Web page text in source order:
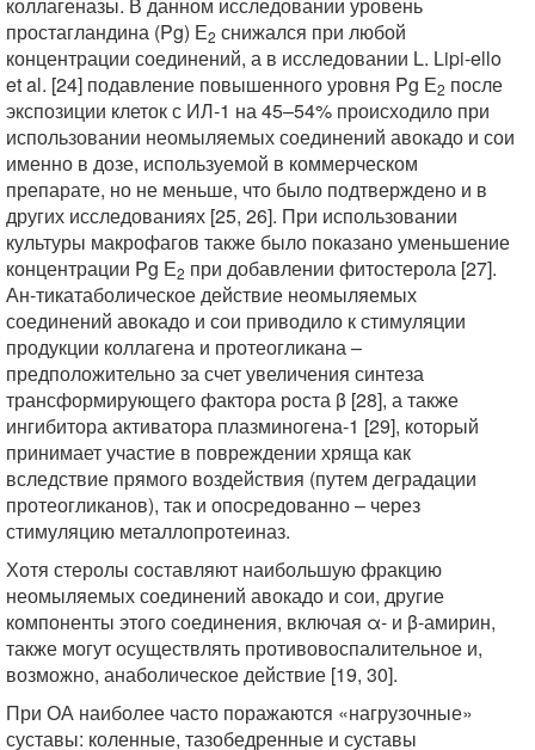
коллагеназы. В данном исследовании уровень
простагландина (Pg) Е2 снижался при любой
концентрации соединений, а в исследовании L. Lipi-ello
et al. [24] подавление повышенного уровня Pg Е2 после
экспозиции клеток с ИЛ-1 на 45–54% происходило при
использовании неомыляемых соединений авокадо и сои
именно в дозе, используемой в коммерческом
препарате, но не меньше, что было подтверждено и в
других исследованиях [25, 26]. При использовании
культуры макрофагов также было показано уменьшение
концентрации Pg Е2 при добавлении фитостерола [27].
Ан-тикатаболическое действие неомыляемых
соединений авокадо и сои приводило к стимуляции
продукции коллагена и протеогликана –
предположительно за счет увеличения синтеза
трансформирующего фактора роста β [28], а также
ингибитора активатора плазминогена-1 [29], который
принимает участие в повреждении хряща как
вследствие прямого воздействия (путем деградации
протеогликанов), так и опосредованно – через
стимуляцию металлопротеиназ.
Хотя стеролы составляют наибольшую фракцию
неомыляемых соединений авокадо и сои, другие
компоненты этого соединения, включая α- и β-амирин,
также могут осуществлять противовоспалительное и,
возможно, анаболическое действие [19, 30].
При ОА наиболее часто поражаются «нагрузочные»
суставы: коленные, тазобедренные и суставы